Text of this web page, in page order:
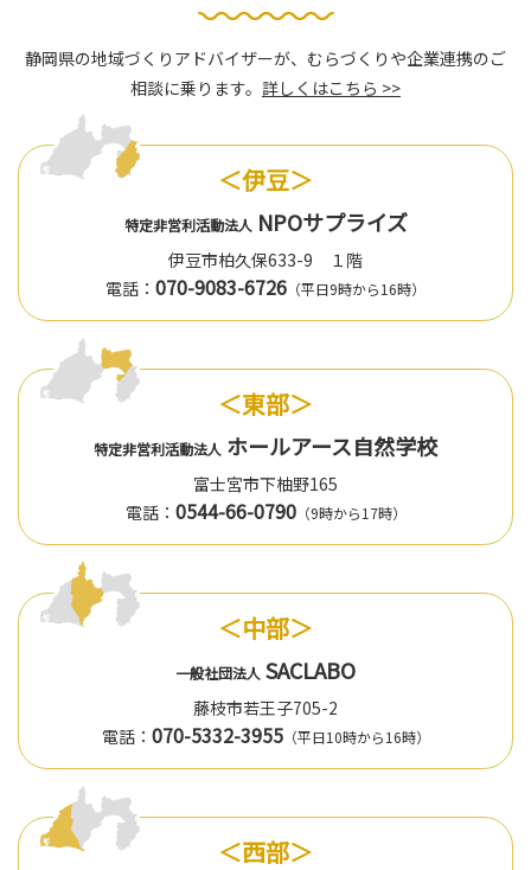
静岡県の地域づくりアドバイザーが、むらづくりや企業連携のご
相談に乗ります。 詳しくはこちら >>
＜伊豆＞
特定非営利活動法人 NPOサプライズ
伊豆市柏久保633-9 １階
電話： 070-9083-6726 （平日9時から16時）
＜東部＞
特定非営利活動法人 ホールアース自然学校
富士宮市下柚野165
電話： 0544-66-0790（9時から17時）
＜中部＞
一般社団法人 SACLABO
藤枝市若王子705-2
電話： 070-5332-3955（平日10時から16時）
＜西部＞